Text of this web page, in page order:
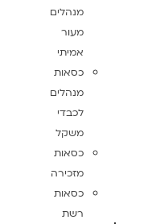
מנהלים
מעור
אמיתי
כסאות
מנהלים
לכבדי
משקל
כסאות
מזכירה
כסאות
רשת